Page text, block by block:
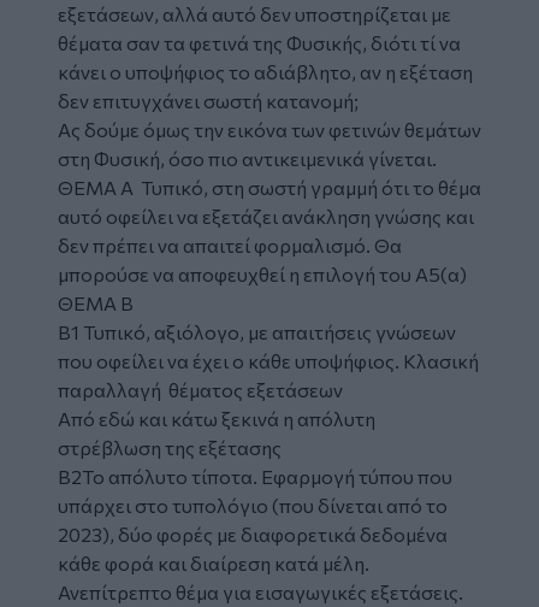
εξετάσεων, αλλά αυτό δεν υποστηρίζεται με
θέματα σαν τα φετινά της Φυσικής, διότι τί να
κάνει ο υποψήφιος το αδιάβλητο, αν η εξέταση
δεν επιτυγχάνει σωστή κατανομή;
Ας δούμε όμως την εικόνα των φετινών θεμάτων
στη Φυσική, όσο πιο αντικειμενικά γίνεται.
ΘΕΜΑ Α Τυπικό, στη σωστή γραμμή ότι το θέμα
αυτό οφείλει να εξετάζει ανάκληση γνώσης και
δεν πρέπει να απαιτεί φορμαλισμό. Θα
μπορούσε να αποφευχθεί η επιλογή του Α5(α)
ΘΕΜΑ Β
B1 Τυπικό, αξιόλογο, με απαιτήσεις γνώσεων
που οφείλει να έχει ο κάθε υποψήφιος. Κλασική
παραλλαγή θέματος εξετάσεων
Από εδώ και κάτω ξεκινά η απόλυτη
στρέβλωση της εξέτασης
Β2Το απόλυτο τίποτα. Εφαρμογή τύπου που
υπάρχει στο τυπολόγιο (που δίνεται από το
2023), δύο φορές με διαφορετικά δεδομένα
κάθε φορά και διαίρεση κατά μέλη.
Ανεπίτρεπτο θέμα για εισαγωγικές εξετάσεις.